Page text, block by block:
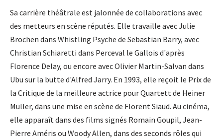
Sa carrière théâtrale est jalonnée de collaborations avec
des metteurs en scène réputés. Elle travaille avec Julie
Brochen dans Whistling Psyche de Sebastian Barry, avec
Christian Schiaretti dans Perceval le Gallois d'après
Florence Delay, ou encore avec Olivier Martin-Salvan dans
Ubu sur la butte d'Alfred Jarry. En 1993, elle reçoit le Prix de
la Critique de la meilleure actrice pour Quartett de Heiner
Müller, dans une mise en scène de Florent Siaud. Au cinéma,
elle apparaît dans des films signés Romain Goupil, Jean-
Pierre Améris ou Woody Allen, dans des seconds rôles qui